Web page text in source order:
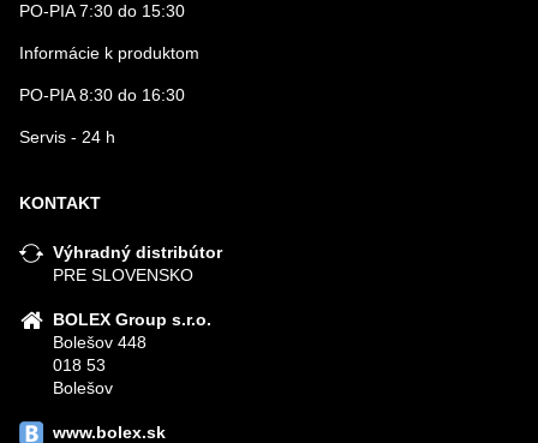
PO-PIA 7:30 do 15:30
Informácie k produktom
PO-PIA 8:30 do 16:30
Servis - 24 h
KONTAKT
Výhradný distribútor
PRE SLOVENSKO
BOLEX Group s.r.o.
Bolešov 448
018 53
Bolešov
www.bolex.sk